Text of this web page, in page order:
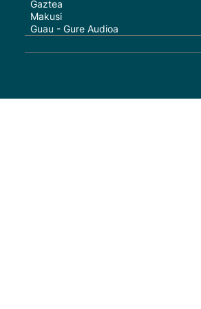
Gaztea
Makusi
Guau - Gure Audioa